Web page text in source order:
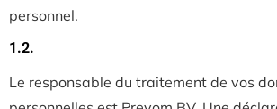
personnel.
1.2.
Le responsable du traitement de vos